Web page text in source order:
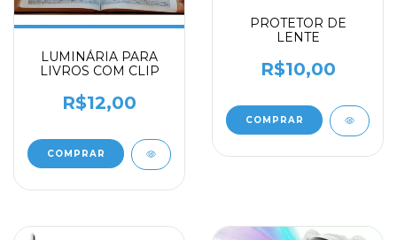
LUMINÁRIA PARA
LIVROS COM CLIP
R$12,00
PROTETOR DE
LENTE
R$10,00